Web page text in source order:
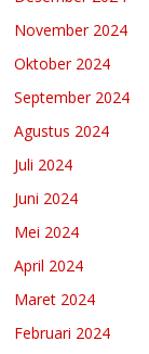
November 2024
Oktober 2024
September 2024
Agustus 2024
Juli 2024
Juni 2024
Mei 2024
April 2024
Maret 2024
Februari 2024